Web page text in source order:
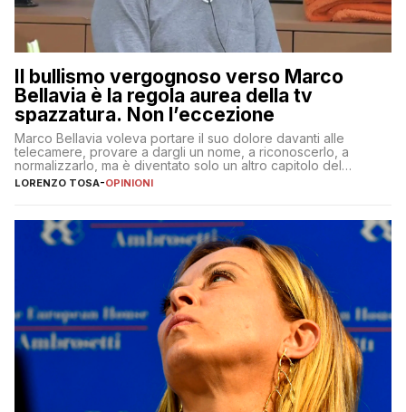
Il bullismo vergognoso verso Marco
Bellavia è la regola aurea della tv
spazzatura. Non l’eccezione
Marco Bellavia voleva portare il suo dolore davanti alle
telecamere, provare a dargli un nome, a riconoscerlo, a
normalizzarlo, ma è diventato solo un altro capitolo del
copione
LORENZO TOSA-OPINIONI